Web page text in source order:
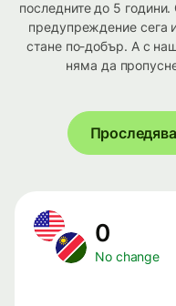
последните до 5
предупреждение сега
стане по-добър. А с
няма да
0
No change